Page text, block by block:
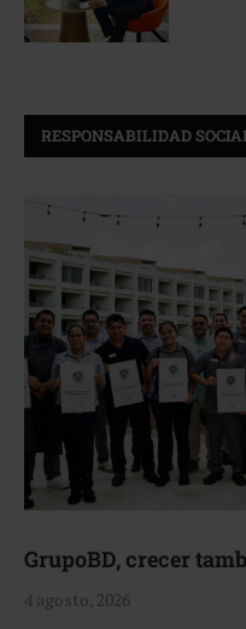
RESPONSABILIDAD
GrupoBD, crecer
4 agosto, 2026